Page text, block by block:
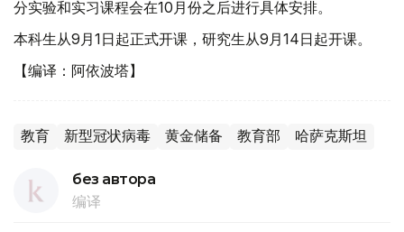
分实验和实习课程会在10月份之后进行具体安排。
本科生从9月1日起正式开课，研究生从9月14日起开课。
【编译：阿依波塔】
教育 新型冠状病毒 黄金储备 教育部 哈萨克斯坦
без автора
编译